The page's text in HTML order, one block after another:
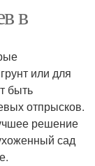
в
или для
быть
отпрысков.
решение
сад